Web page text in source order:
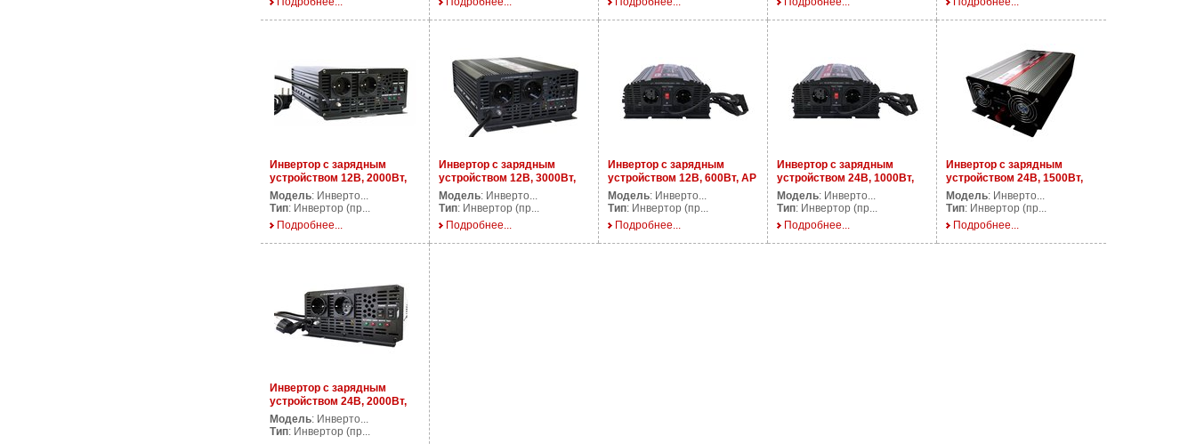
Инвертор с зарядным
устройством 12В, 2000Вт,
AP UPS2000/12V
Модель: Инверто...
Тип: Инвертор (пр...
Подробнее...
Инвертор с зарядным
устройством 12В, 3000Вт,
AP UPS3000/12V
Модель: Инверто...
Тип: Инвертор (пр...
Подробнее...
Инвертор с зарядным
устройством 12В, 600Вт, AP
CPS600/12V
Модель: Инверто...
Тип: Инвертор (пр...
Подробнее...
Инвертор с зарядным
устройством 24В, 1000Вт,
AP CPS1000/24V
Модель: Инверто...
Тип: Инвертор (пр...
Подробнее...
Инвертор с зарядным
устройством 24В, 1500Вт,
AP CPS1500/24V
Модель: Инверто...
Тип: Инвертор (пр...
Подробнее...
Инвертор с зарядным
устройством 24В, 2000Вт,
AP CPS2000/24V
Модель: Инверто...
Тип: Инвертор (пр...